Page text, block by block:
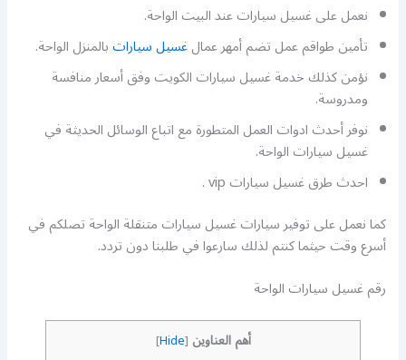
نعمل على غسيل سيارات عند البيت الواحة.
تأمين طواقم عمل تضم أمهر عمالغسيل سياراتبالمنزل الواحة.
نؤمن كذلك خدمة غسيل سيارات الكويت وفق أسعار منافسة
ومدروسة.
نوفر أحدث ادوات العمل المتطورة مع اتباع الوسائل الحديثة في
غسيل سيارات الواحة.
احدث طرق غسيل سيارات vip .
كما نعمل على توفير سيارات غسيل سيارات متنقلة الواحة تصلكم في
أسرع وقت حيثما كنتم لذلك سارعوا في طلبنا دون تردد.
رقم غسيل سيارات الواحة
أهم العناوين [
Hide
]